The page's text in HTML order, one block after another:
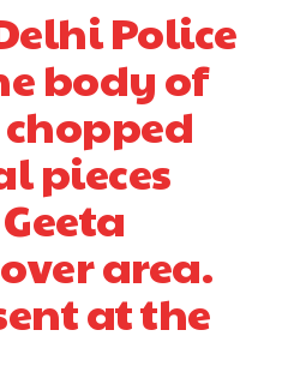
Police
body of
pieces
area.
at the